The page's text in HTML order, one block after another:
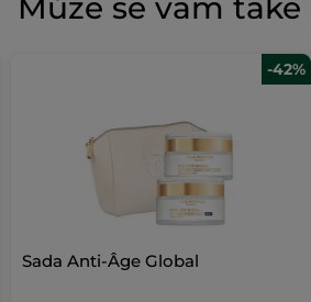
Žádná
pro
PŘIDAT HODNOCENÍ
Může se vám také
-42%
Sada Anti-Âge Global